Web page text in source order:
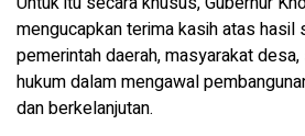
mengucapkan terima kasih atas hasil
pemerintah daerah, masyarakat
hukum dalam mengawal
dan berkelanjutan.